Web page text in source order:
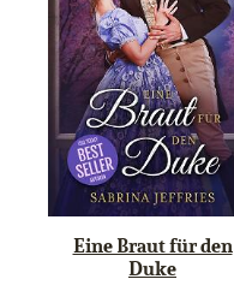
Eine Braut für den
Duke